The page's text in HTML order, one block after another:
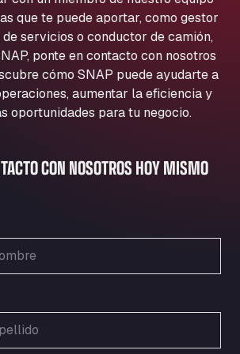
24, 68219
Bockel
1, 27404
Bockenem
31167
24, 89188
Preis
- XXL Truckwash.de
127, 63811
Services
CO77SL
Rico
km 47, 28300
que te puede aportar, como gestor
servicios o conductor de camión,
ponte en contacto con nosotros
cómo SNAP puede ayudarte a
aumentar la eficiencia y
oportunidades para tu negocio.
CON NOSOTROS HOY MISMO